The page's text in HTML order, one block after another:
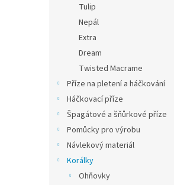
Tulip
Nepál
Extra
Dream
Twisted Macrame
Příze na pletení a háčkování
Háčkovací příze
Špagátové a šňůrkové příze
Pomůcky pro výrobu
Návlekový materiál
Korálky
Ohňovky